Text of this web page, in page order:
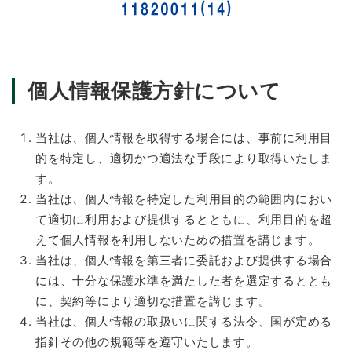
個人情報保護方針について
当社は、個人情報を取得する場合には、事前に利用目
的を特定し、適切かつ適法な手段により取得いたしま
す。
当社は、個人情報を特定した利用目的の範囲内におい
て適切に利用および提供するとともに、利用目的を超
えて個人情報を利用しないための措置を講じます。
当社は、個人情報を第三者に委託および提供する場合
には、十分な保護水準を満たした者を選定するととも
に、契約等により適切な措置を講じます。
当社は、個人情報の取扱いに関する法令、国が定める
指針その他の規範等を遵守いたします。